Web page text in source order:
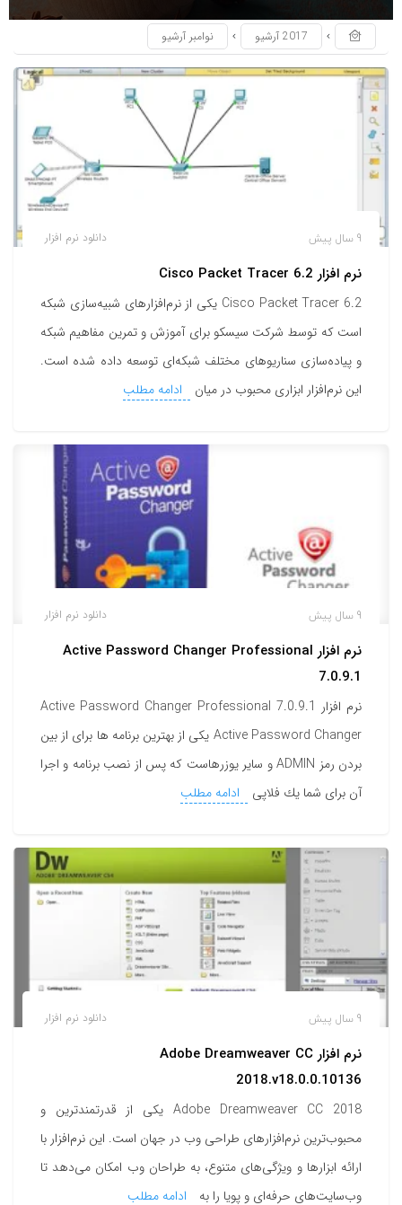
2017 آرشیو نوامبر آرشیو
دانلود نرم افزار 9 سال پیش
نرم افزار Cisco Packet Tracer 6.2
Cisco Packet Tracer 6.2 یکی از نرم‌افزارهای شبیه‌سازی شبکه
است که توسط شرکت سیسکو برای آموزش و تمرین مفاهیم شبکه
و پیاده‌سازی سناریوهای مختلف شبکه‌ای توسعه داده شده است.
این نرم‌افزار ابزاری محبوب در میان
ادامه مطلب
دانلود نرم افزار 9 سال پیش
نرم افزار Active Password Changer Professional
7.0.9.1
نرم افزار Active Password Changer Professional 7.0.9.1
Active Password Changer یكی از بهترین برنامه ها برای از بین
بردن رمز ADMIN و سایر یوزرهاست كه پس از نصب برنامه و اجرا
آن برای شما یك فلاپی
ادامه مطلب
دانلود نرم افزار 9 سال پیش
نرم افزار Adobe Dreamweaver CC
2018.v18.0.0.10136
Adobe Dreamweaver CC 2018 یکی از قدرتمندترین و
محبوب‌ترین نرم‌افزارهای طراحی وب در جهان است. این نرم‌افزار با
ارائه ابزارها و ویژگی‌های متنوع، به طراحان وب امکان می‌دهد تا
وب‌سایت‌های حرفه‌ای و پویا را به
ادامه مطلب